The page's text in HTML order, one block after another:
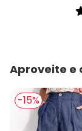
Aproveite e
-15%